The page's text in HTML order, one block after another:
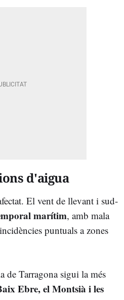
d'aigua
El vent de llevant i sud-
marítim, amb mala
puntuals a zones
de Tarragona sigui la més
Ebre, el Montsià i les